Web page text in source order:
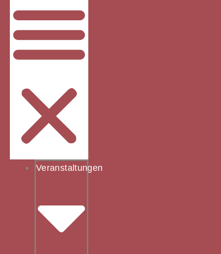
Veranstaltungen